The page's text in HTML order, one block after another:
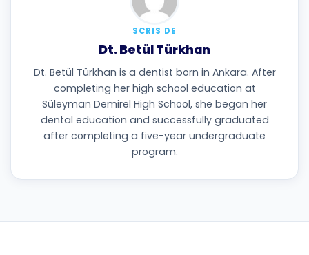
SCRIS DE
Dt. Betül Türkhan
Dt. Betül Türkhan is a dentist born in Ankara. After
completing her high school education at
Süleyman Demirel High School, she began her
dental education and successfully graduated
after completing a five-year undergraduate
program.